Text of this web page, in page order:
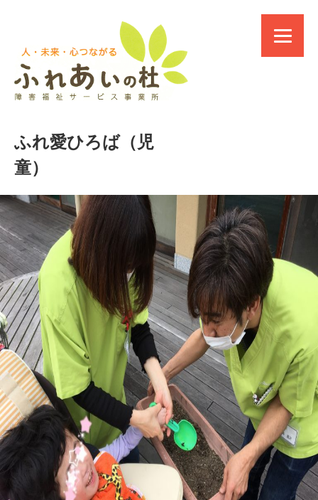
ふれ愛ひろば（児
童）